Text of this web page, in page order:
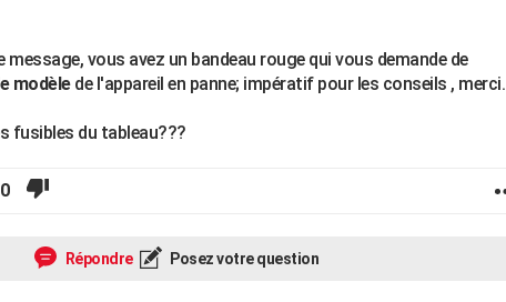
vous avez un bandeau rouge qui vous demande de
modèle de l'appareil en panne; impératif pour les conseils , merci.
fusibles du tableau???
0
Répondre Posez votre question